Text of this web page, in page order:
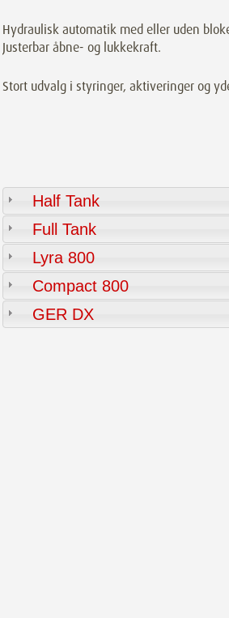
Hydraulisk automatik med eller uden
Justerbar åbne- og lukkekraft.
Stort udvalg i styringer, aktiveringer og
Half Tank
Full Tank
Lyra 800
Compact 800
GER DX